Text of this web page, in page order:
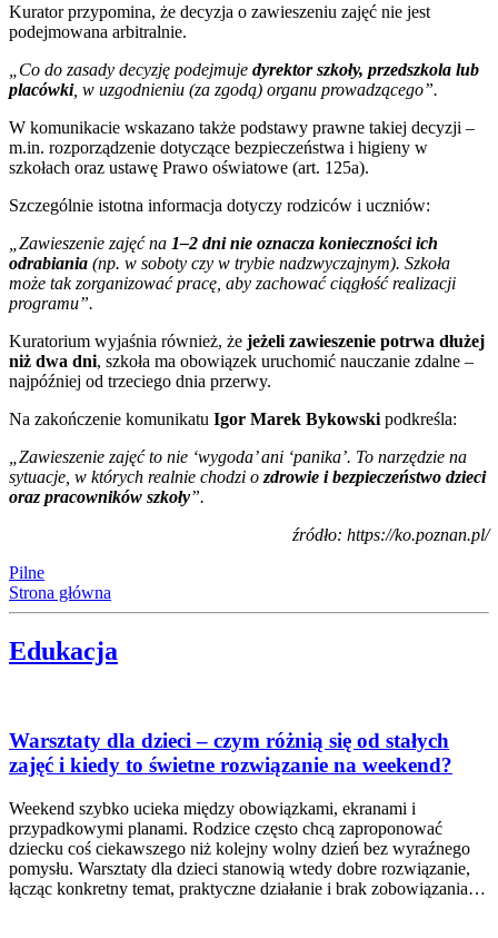
Kurator przypomina, że decyzja o zawieszeniu zajęć nie jest
podejmowana arbitralnie.
„Co do zasady decyzję podejmuje dyrektor szkoły, przedszkola lub
placówki, w uzgodnieniu (za zgodą) organu prowadzącego”.
W komunikacie wskazano także podstawy prawne takiej decyzji –
m.in. rozporządzenie dotyczące bezpieczeństwa i higieny w
szkołach oraz ustawę Prawo oświatowe (art. 125a).
Szczególnie istotna informacja dotyczy rodziców i uczniów:
„Zawieszenie zajęć na 1–2 dni nie oznacza konieczności ich
odrabiania (np. w soboty czy w trybie nadzwyczajnym). Szkoła
może tak zorganizować pracę, aby zachować ciągłość realizacji
programu”.
Kuratorium wyjaśnia również, że jeżeli zawieszenie potrwa dłużej
niż dwa dni, szkoła ma obowiązek uruchomić nauczanie zdalne –
najpóźniej od trzeciego dnia przerwy.
Na zakończenie komunikatu Igor Marek Bykowski podkreśla:
„Zawieszenie zajęć to nie ‘wygoda’ ani ‘panika’. To narzędzie na
sytuacje, w których realnie chodzi o zdrowie i bezpieczeństwo dzieci
oraz pracowników szkoły”.
źródło: https://ko.poznan.pl/
Pilne
Strona główna
Edukacja
Warsztaty dla dzieci – czym różnią się od stałych
zajęć i kiedy to świetne rozwiązanie na weekend?
Weekend szybko ucieka między obowiązkami, ekranami i
przypadkowymi planami. Rodzice często chcą zaproponować
dziecku coś ciekawszego niż kolejny wolny dzień bez wyraźnego
pomysłu. Warsztaty dla dzieci stanowią wtedy dobre rozwiązanie,
łącząc konkretny temat, praktyczne działanie i brak zobowiązania…